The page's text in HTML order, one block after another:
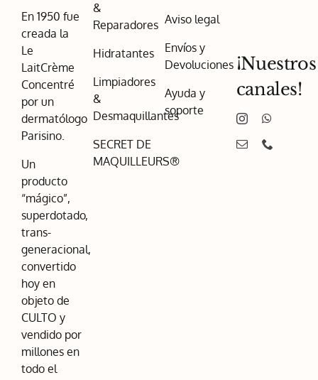
En 1950 fue
creada la
Le
LaitCrème
Concentré
por un
dermatólogo
Parisino.
Un
producto
“mágico”,
superdotado,
trans-
generacional,
convertido
hoy en
objeto de
CULTO y
vendido por
millones en
todo el
&
Reparadores
Hidratantes
Limpiadores
&
Desmaquillantes
SECRET DE
MAQUILLEURS®
Aviso legal
Envíos y
Devoluciones
Ayuda y
soporte
¡Nuestros
canales!